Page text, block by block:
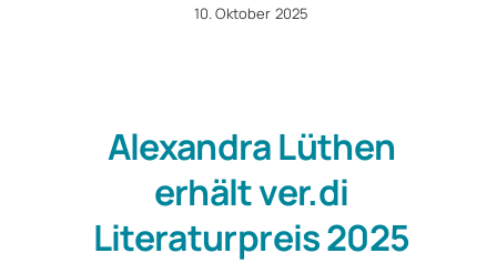
10. Oktober 2025
Alexandra Lüthen
erhält ver.di
Literaturpreis 2025